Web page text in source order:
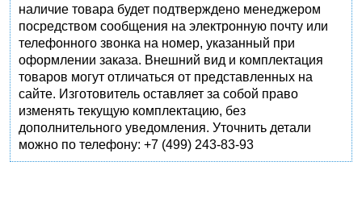
наличие товара будет подтверждено менеджером
посредством сообщения на электронную почту или
телефонного звонка на номер, указанный при
оформлении заказа. Внешний вид и комплектация
товаров могут отличаться от представленных на
сайте. Изготовитель оставляет за собой право
изменять текущую комплектацию, без
дополнительного уведомления. Уточнить детали
можно по телефону: +7 (499) 243-83-93